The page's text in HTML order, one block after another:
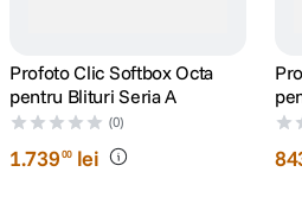
8 . card memorie
9 dji mic mini
Profoto Clic Softbox Octa
pentru Blituri Seria A
(0)
1.73900 lei